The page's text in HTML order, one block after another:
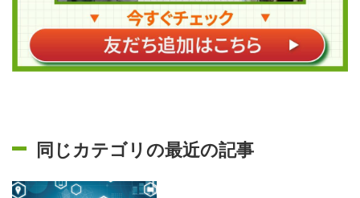
同じカテゴリの最近の記事